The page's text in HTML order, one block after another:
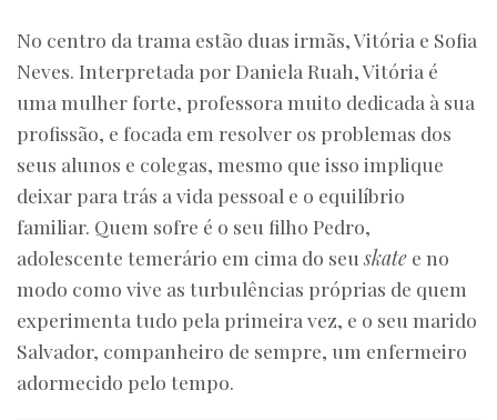
No centro da trama estão duas irmãs, Vitória e Sofia
Neves. Interpretada por Daniela Ruah, Vitória é
uma mulher forte, professora muito dedicada à sua
profissão, e focada em resolver os problemas dos
seus alunos e colegas, mesmo que isso implique
deixar para trás a vida pessoal e o equilíbrio
familiar. Quem sofre é o seu filho Pedro,
adolescente temerário em cima do seuskate e no
modo como vive as turbulências próprias de quem
experimenta tudo pela primeira vez, e o seu marido
Salvador, companheiro de sempre, um enfermeiro
adormecido pelo tempo.